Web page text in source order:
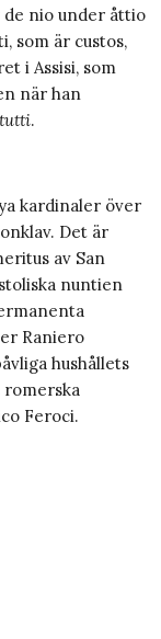
de nio under åttio
som är custos,
i Assisi, som
när han
.
kardinaler över
Det är
av San
nuntien
Raniero
hushållets
Feroci.